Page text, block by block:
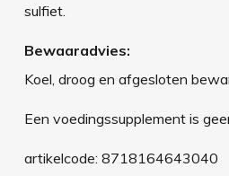
sulfiet.
Bewaaradvies:
Koel, droog en afgesloten
Een voedingssupplement is
artikelcode: 8718164643040